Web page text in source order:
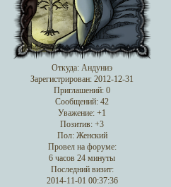
Откуда: Андуниэ
Зарегистрирован: 2012-12-31
Приглашений: 0
Сообщений: 42
Уважение: +1
Позитив: +3
Пол:Женский
Провел на форуме:
6 часов 24 минуты
Последний визит:
2014-11-01 00:37:36